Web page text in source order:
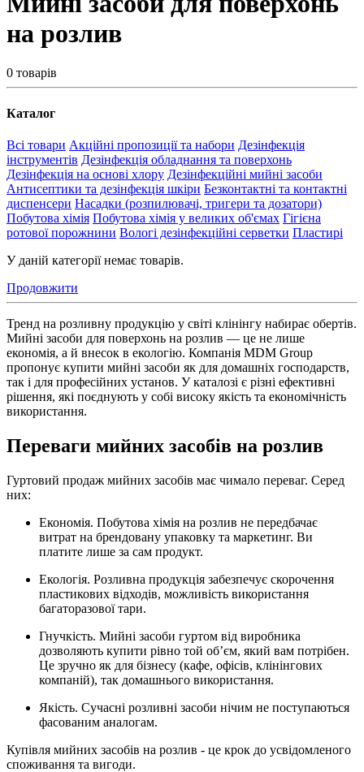
на розлив
0 товарів
Каталог
Всі товари Акційні пропозиції та набори Дезінфекція
інструментів Дезінфекція обладнання та поверхонь
Дезінфекція на основі хлору Дезінфекційні мийні засоби
Антисептики та дезінфекція шкіри Безконтактні та контактні
диспенсери Насадки (розпилювачі, тригери та дозатори)
Побутова хімія Побутова хімія у великих об'ємах Гігієна
ротової порожнини Вологі дезінфекційні серветки Пластирі
У даній категорії немає товарів.
Продовжити
Тренд на розливну продукцію у світі клінінгу набирає обертів.
Мийні засоби для поверхонь на розлив — це не лише
економія, а й внесок в екологію. Компанія MDM Group
пропонує купити мийні засоби як для домашніх господарств,
так і для професійних установ. У каталозі є різні ефективні
рішення, які поєднують у собі високу якість та економічність
використання.
Переваги мийних засобів на розлив
Гуртовий продаж мийних засобів має чимало переваг. Серед
них:
Економія. Побутова хімія на розлив не передбачає
витрат на брендовану упаковку та маркетинг. Ви
платите лише за сам продукт.
Екологія. Розливна продукція забезпечує скорочення
пластикових відходів, можливість використання
багаторазової тари.
Гнучкість. Мийні засоби гуртом від виробника
дозволяють купити рівно той об’єм, який вам потрібен.
Це зручно як для бізнесу (кафе, офісів, клінінгових
компаній), так домашнього використання.
Якість. Сучасні розливні засоби нічим не поступаються
фасованим аналогам.
Купівля мийних засобів на розлив - це крок до усвідомленого
споживання та вигоди.